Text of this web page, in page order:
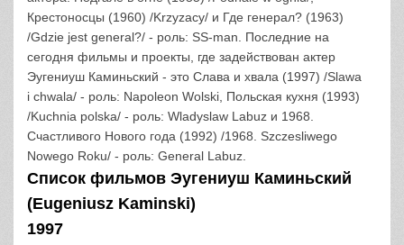
Крестоносцы (1960) /Krzyzacy/ и Где генерал? (1963)
/Gdzie jest general?/ - роль: SS-man. Последние на
сегодня фильмы и проекты, где задействован актер
Эугениуш Каминьский - это Слава и хвала (1997) /Slawa
i chwala/ - роль: Napoleon Wolski, Польская кухня (1993)
/Kuchnia polska/ - роль: Wladyslaw Labuz и 1968.
Счастливого Нового года (1992) /1968. Szczesliwego
Nowego Roku/ - роль: General Labuz.
Список фильмов Эугениуш Каминьский
(Eugeniusz Kaminski)
1997